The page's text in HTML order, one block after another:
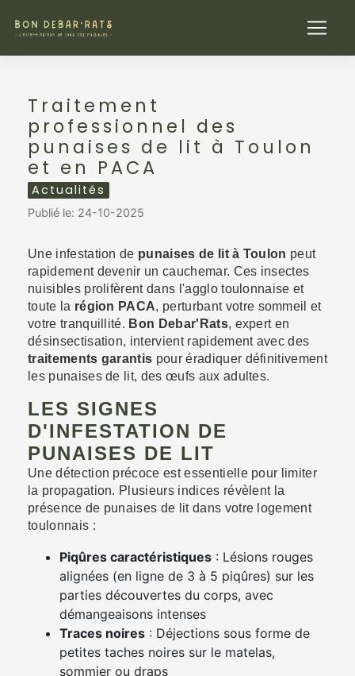
Traitement
professionnel des
punaises de lit à Toulon
et en PACA
Actualités
Publié le: 24-10-2025
Une infestation de punaises de lit à Toulon peut
rapidement devenir un cauchemar. Ces insectes
nuisibles prolifèrent dans l'agglo toulonnaise et
toute la région PACA, perturbant votre sommeil et
votre tranquillité. Bon Debar'Rats, expert en
désinsectisation, intervient rapidement avec des
traitements garantis pour éradiquer définitivement
les punaises de lit, des œufs aux adultes.
LES SIGNES
D'INFESTATION DE
PUNAISES DE LIT
Une détection précoce est essentielle pour limiter
la propagation. Plusieurs indices révèlent la
présence de punaises de lit dans votre logement
toulonnais :
Piqûres caractéristiques : Lésions rouges
alignées (en ligne de 3 à 5 piqûres) sur les
parties découvertes du corps, avec
démangeaisons intenses
Traces noires : Déjections sous forme de
petites taches noires sur le matelas,
sommier ou draps